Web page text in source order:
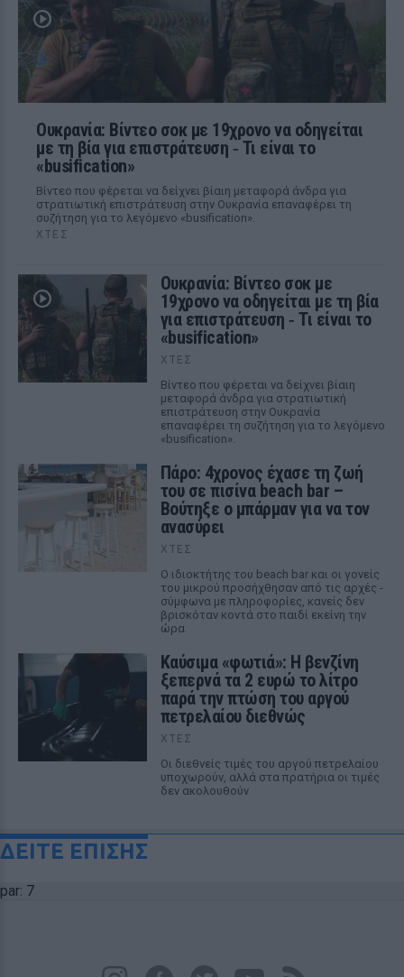
Ουκρανία: Βίντεο σοκ με 19χρονο να οδηγείται
με τη βία για επιστράτευση ‑ Τι είναι το
«busification»
Βίντεο που φέρεται να δείχνει βίαιη μεταφορά άνδρα για
στρατιωτική επιστράτευση στην Ουκρανία επαναφέρει τη
συζήτηση για το λεγόμενο «busification».
ΧΤΕΣ
Ουκρανία: Βίντεο σοκ με
19χρονο να οδηγείται με τη βία
για επιστράτευση ‑ Τι είναι το
«busification»
ΧΤΕΣ
Βίντεο που φέρεται να δείχνει βίαιη
μεταφορά άνδρα για στρατιωτική
επιστράτευση στην Ουκρανία
επαναφέρει τη συζήτηση για το λεγόμενο
«busification».
Πάρο: 4χρονος έχασε τη ζωή
του σε πισίνα beach bar –
Βούτηξε ο μπάρμαν για να τον
ανασύρει
ΧΤΕΣ
Ο ιδιοκτήτης του beach bar και οι γονείς
του μικρού προσήχθησαν από τις αρχές -
σύμφωνα με πληροφορίες, κανείς δεν
βρισκόταν κοντά στο παιδί εκείνη την
ώρα
Καύσιμα «φωτιά»: Η βενζίνη
ξεπερνά τα 2 ευρώ το λίτρο
παρά την πτώση του αργού
πετρελαίου διεθνώς
ΧΤΕΣ
Οι διεθνείς τιμές του αργού πετρελαίου
υποχωρούν, αλλά στα πρατήρια οι τιμές
δεν ακολουθούν
ΔΕΙΤΕ ΕΠΙΣΗΣ
par: 7